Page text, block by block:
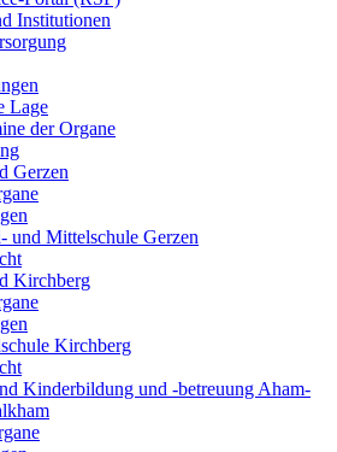
Institutionen
Lage
der Organe
Gerzen
und Mittelschule Gerzen
Kirchberg
Kirchberg
Kinderbildung und -betreuung Aham-